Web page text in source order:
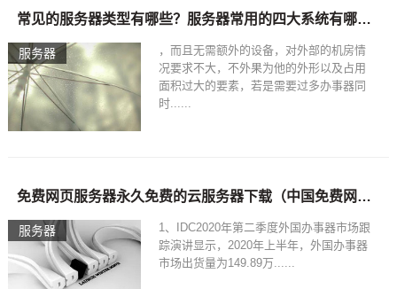
服务器
常见的服务器类型有哪些？服务器常用的四大系统有哪些？-免费网页服务器
，而且无需额外的设备，对外部的机房情
况要求不大，不外果为他的外形以及占用
面积过大的要素，若是需要过多办事器同
时......
服务器
免费网页服务器永久免费的云服务器下载（中国免费网站服务器2020）
1、IDC2020年第二季度外国办事器市场跟
踪演讲显示，2020年上半年，外国办事器
市场出货量为149.89万......